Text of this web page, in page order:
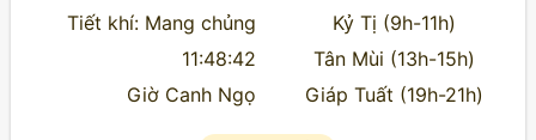
Tiết khí: Mang chủng
11:48:42
Giờ Canh Ngọ
Kỷ Tị (9h-11h)
Tân Mùi (13h-15h)
Giáp Tuất (19h-21h)